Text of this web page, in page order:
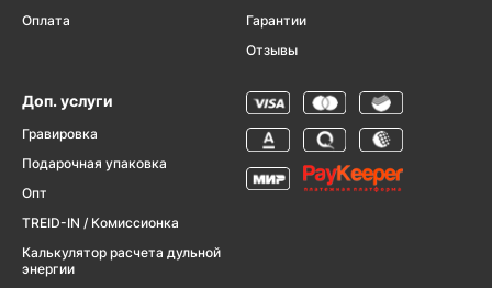
Оплата
Гарантии
Отзывы
Доп. услуги
Гравировка
Подарочная упаковка
Опт
TREID-IN / Комиссионка
Калькулятор расчета дульной
энергии